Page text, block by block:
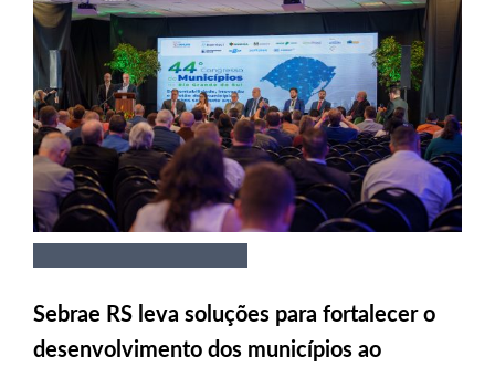
Sebrae RS leva soluções para fortalecer o
desenvolvimento dos municípios ao